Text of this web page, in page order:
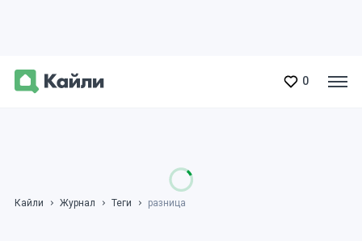
0
Кайли Журнал Теги разница